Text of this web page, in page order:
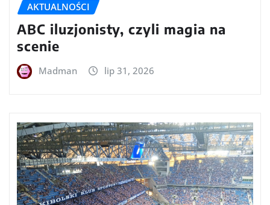
AKTUALNOŚCI
ABC iluzjonisty, czyli magia na
scenie
Madman lip 31, 2026